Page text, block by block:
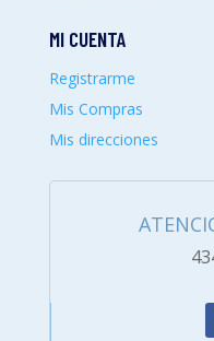
MI CUENTA
Registrarme
Mis Compras
Mis direcciones